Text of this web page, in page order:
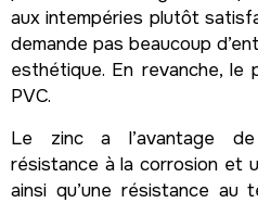
aux intempéries plutôt
demande pas beaucoup
esthétique. En revanche,
PVC.
Le zinc a l’avantage
résistance à la corrosion et
ainsi qu’une résistance au